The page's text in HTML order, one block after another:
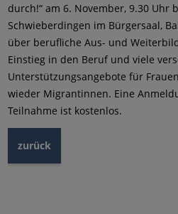
durch!“ am 6. November, 9.30 Uhr
Schwieberdingen im Bürgersaal,
über berufliche Aus- und
Einstieg in den Beruf und viele
Unterstützungsangebote für
wieder Migrantinnen. Eine
Teilnahme ist kostenlos.
zurück